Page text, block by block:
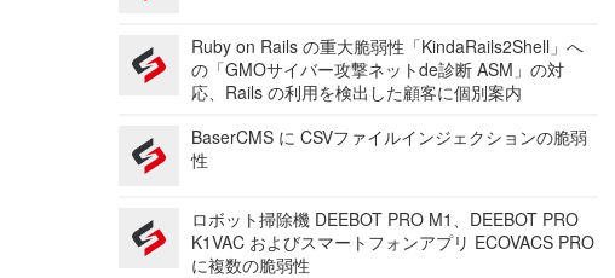
Ruby on Rails の重大脆弱性「KindaRails2Shell」へ
の「GMOサイバー攻撃ネットde診断 ASM」の対
応、Rails の利用を検出した顧客に個別案内
BaserCMS に CSVファイルインジェクションの脆弱
性
ロボット掃除機 DEEBOT PRO M1、DEEBOT PRO
K1VAC およびスマートフォンアプリ ECOVACS PRO
に複数の脆弱性